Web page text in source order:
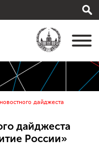
дайджеста
дайджеста
России»